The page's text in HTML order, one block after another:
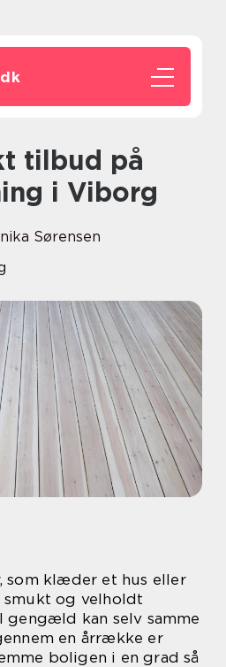
dk
i Viborg
Sørensen
som klæder et hus eller
og velholdt
kan selv samme
en årrække er
boligen i en grad så